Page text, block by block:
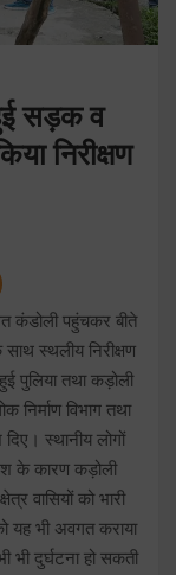
सड़क व
निरीक्षण
कंडोली पहुंचकर बीते
स्थलीय निरीक्षण
पुलिया तथा कड़ोली
निर्माण विभाग तथा
स्थानीय लोगों
के कारण कड़ोली
वासियों को भारी
यह भी अवगत कराया
भी दुर्घटना हो सकती